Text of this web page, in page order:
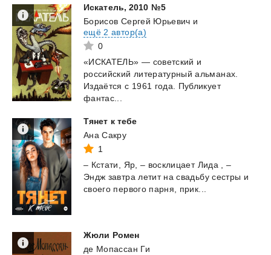
Искатель, 2010 №5
Борисов Сергей Юрьевич и
ещё 2 автор(а)
0
«ИСКАТЕЛЬ» — советский и
российский литературный альманах.
Издаётся с 1961 года. Публикует
фантас...
Тянет к тебе
Ана Сакру
1
– Кстати, Яр, – восклицает Лида , –
Эндж завтра летит на свадьбу сестры и
своего первого парня, прик...
Жюли Ромен
де Мопассан Ги